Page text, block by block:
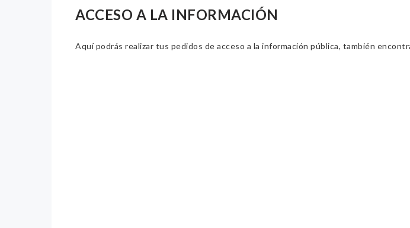
ACCESO A LA INFORMACIÓN
Aquí podrás realizar tus pedidos de acceso a la información pública, también